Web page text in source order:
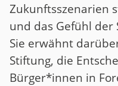
Zukunftsszenarien
und das Gefühl
Sie erwähnt
Stiftung, die
Bürger*innen in